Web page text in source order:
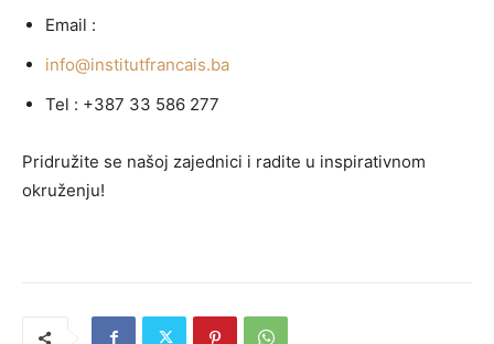
Email :
info@institutfrancais.ba
Tel : +387 33 586 277
Pridružite se našoj zajednici i radite u inspirativnom
okruženju!